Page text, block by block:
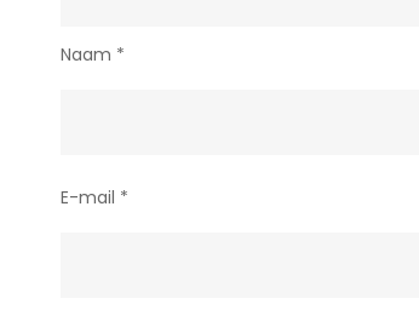
Naam *
E-mail *